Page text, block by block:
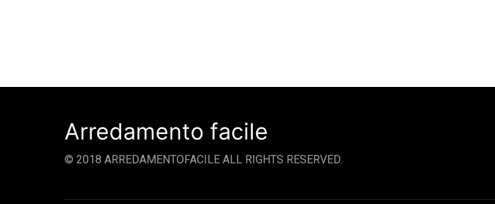
Arredamento facile
© 2018 ARREDAMENTOFACILE ALL RIGHTS RESERVED.